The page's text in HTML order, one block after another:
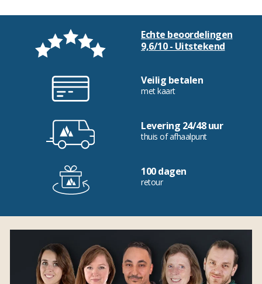
Echte beoordelingen
9,6/10 - Uitstekend
Veilig betalen
met kaart
Levering 24/48 uur
thuis of afhaalpunt
100 dagen
retour